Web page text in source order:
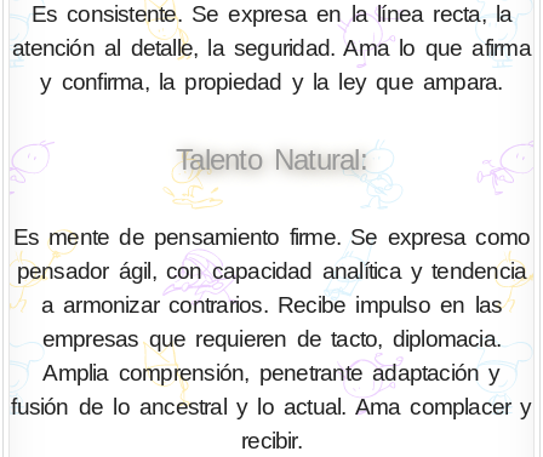
Es consistente. Se expresa en la línea recta, la
atención al detalle, la seguridad. Ama lo que afirma
y confirma, la propiedad y la ley que ampara.
Talento Natural:
Es mente de pensamiento firme. Se expresa como
pensador ágil, con capacidad analítica y tendencia
a armonizar contrarios. Recibe impulso en las
empresas que requieren de tacto, diplomacia.
Amplia comprensión, penetrante adaptación y
fusión de lo ancestral y lo actual. Ama complacer y
recibir.